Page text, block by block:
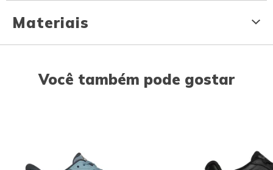
Materiais
Você também pode gostar